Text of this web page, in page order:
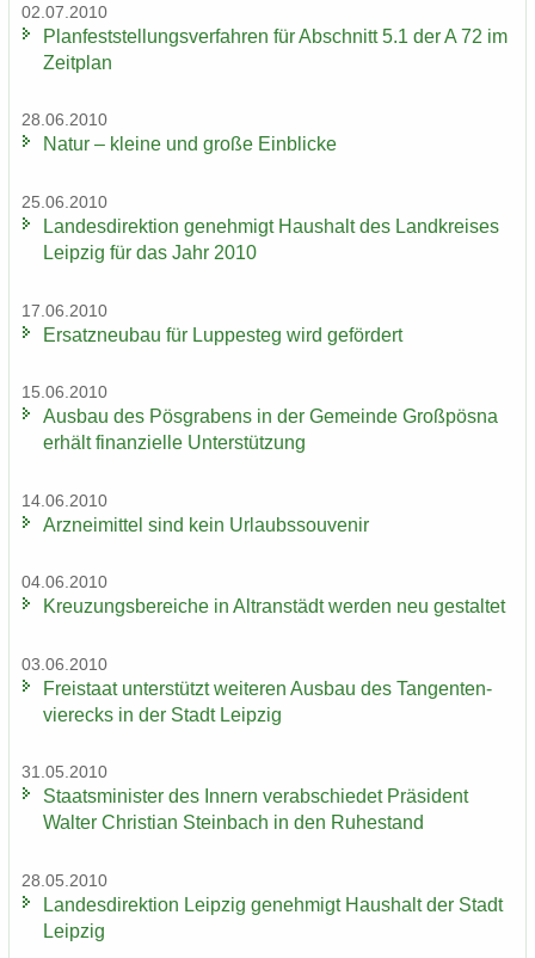
02.07.2010
Plan­fest­stel­lungs­ver­fah­ren für Ab­schnitt 5.1 der A 72 im
Zeit­plan
28.06.2010
Natur – klei­ne und große Ein­bli­cke
25.06.2010
Lan­des­di­rek­ti­on ge­neh­migt Haus­halt des Land­krei­ses
Leip­zig für das Jahr 2010
17.06.2010
Er­satz­neu­bau für Lup­pe­steg wird ge­för­dert
15.06.2010
Aus­bau des Pös­gra­bens in der Ge­mein­de Groß­pös­na
er­hält fi­nan­zi­el­le Un­ter­stüt­zung
14.06.2010
Arz­nei­mit­tel sind kein Ur­laubs­sou­ve­nir
04.06.2010
Kreu­zungs­be­rei­che in Altran­städt wer­den neu ge­stal­tet
03.06.2010
Frei­staat un­ter­stützt wei­te­ren Aus­bau des Tan­gen­ten­
vier­ecks in der Stadt Leip­zig
31.05.2010
Staats­mi­nis­ter des In­nern ver­ab­schie­det Prä­si­dent
Wal­ter Chris­ti­an Stein­bach in den Ru­he­stand
28.05.2010
Lan­des­di­rek­ti­on Leip­zig ge­neh­migt Haus­halt der Stadt
Leip­zig